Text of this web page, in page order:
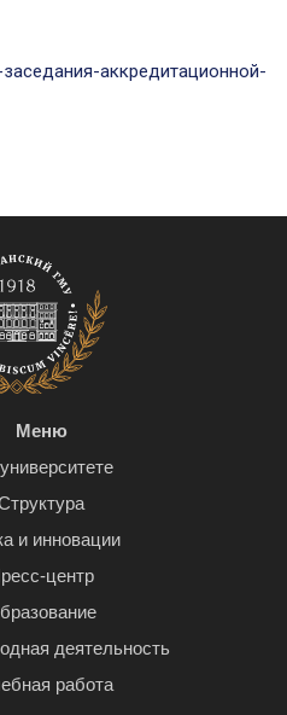
аккредитационной-
Меню
и инновации
центр
деятельность
работа